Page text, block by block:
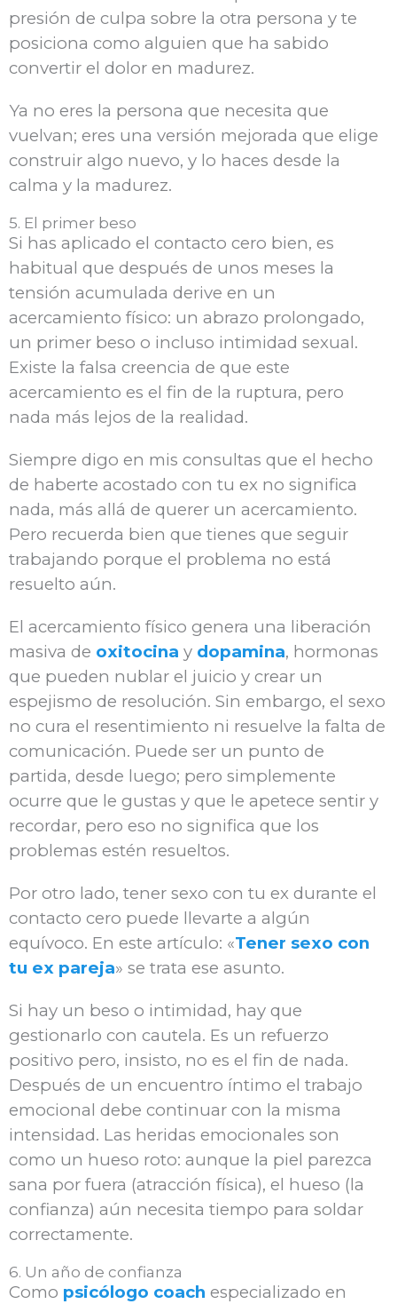
presión de culpa sobre la otra persona y te
posiciona como alguien que ha sabido
convertir el dolor en madurez.
Ya no eres la persona que necesita que
vuelvan; eres una versión mejorada que elige
construir algo nuevo, y lo haces desde la
calma y la madurez.
5. El primer beso
Si has aplicado el contacto cero bien, es
habitual que después de unos meses la
tensión acumulada derive en un
acercamiento físico: un abrazo prolongado,
un primer beso o incluso intimidad sexual.
Existe la falsa creencia de que este
acercamiento es el fin de la ruptura, pero
nada más lejos de la realidad.
Siempre digo en mis consultas que el hecho
de haberte acostado con tu ex no significa
nada, más allá de querer un acercamiento.
Pero recuerda bien que tienes que seguir
trabajando porque el problema no está
resuelto aún.
El acercamiento físico genera una liberación
masiva de oxitocina y dopamina, hormonas
que pueden nublar el juicio y crear un
espejismo de resolución. Sin embargo, el sexo
no cura el resentimiento ni resuelve la falta de
comunicación. Puede ser un punto de
partida, desde luego; pero simplemente
ocurre que le gustas y que le apetece sentir y
recordar, pero eso no significa que los
problemas estén resueltos.
Por otro lado, tener sexo con tu ex durante el
contacto cero puede llevarte a algún
equívoco. En este artículo: «Tener sexo con
tu ex pareja» se trata ese asunto.
Si hay un beso o intimidad, hay que
gestionarlo con cautela. Es un refuerzo
positivo pero, insisto, no es el fin de nada.
Después de un encuentro íntimo el trabajo
emocional debe continuar con la misma
intensidad. Las heridas emocionales son
como un hueso roto: aunque la piel parezca
sana por fuera (atracción física), el hueso (la
confianza) aún necesita tiempo para soldar
correctamente.
6. Un año de confianza
Como psicólogo coach especializado en